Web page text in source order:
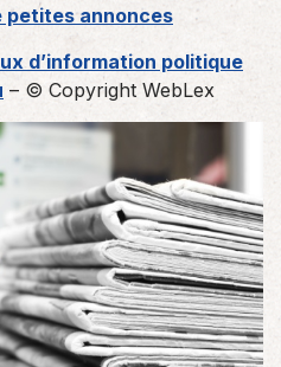
petites annonces
d’information politique
– © Copyright WebLex